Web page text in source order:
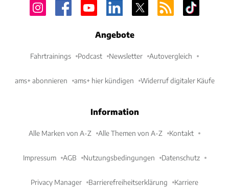
Angebote
Fahrtrainings Podcast Newsletter Autovergleich
ams+ abonnieren ams+ hier kündigen Widerruf digitaler Käufe
Information
Alle Marken von A-Z Alle Themen von A-Z Kontakt
Impressum AGB Nutzungsbedingungen Datenschutz
Privacy Manager Barrierefreiheitserklärung Karriere